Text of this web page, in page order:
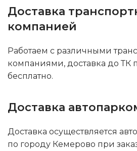
Доставка
компанией
Работаем с различными
компаниями, доставка до ТК
бесплатно.
Доставка
Доставка осуществляется
по городу Кемерово при